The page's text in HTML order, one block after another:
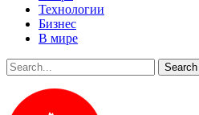
Технологии
Бизнес
В мире